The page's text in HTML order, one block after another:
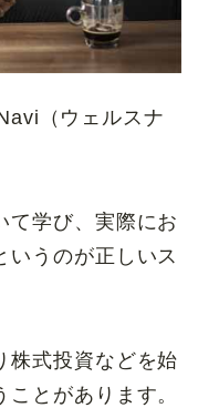
（ウェルスナ
て学び、実際にお
いうのが正しいス
株式投資などを始
とがあります。